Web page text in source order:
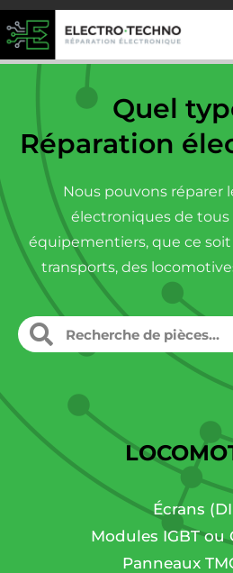
Quel
Réparation
Nous pouvons réparer
électroniques de tous
équipementiers, que ce
transports, des
Écrans
Modules IGBT ou
Panneaux